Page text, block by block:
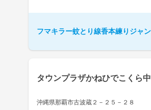
フマキラー蚊とり線香本練りジャ
タウンプラザかねひでこくら
沖縄県那覇市古波蔵２－２５－２８